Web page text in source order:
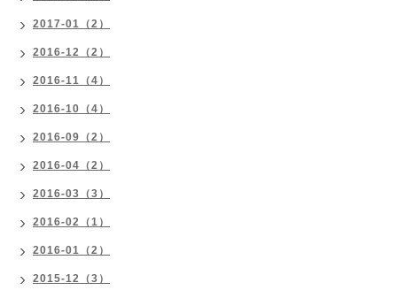
2017-01（2）
2016-12（2）
2016-11（4）
2016-10（4）
2016-09（2）
2016-04（2）
2016-03（3）
2016-02（1）
2016-01（2）
2015-12（3）